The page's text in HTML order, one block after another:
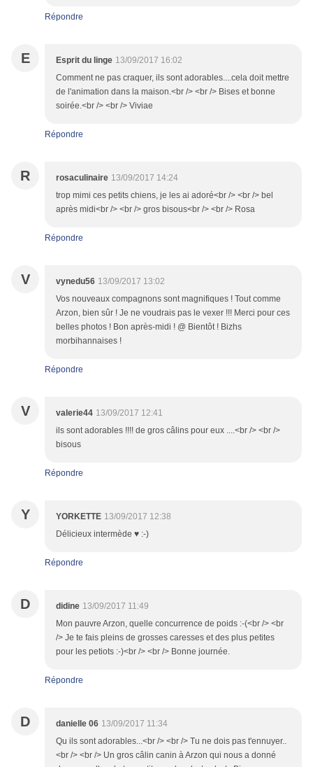
Répondre
E Esprit du linge 13/09/2017 16:02
Comment ne pas craquer, ils sont adorables....cela doit mettre
de l'animation dans la maison.<br /> <br /> Bises et bonne
soirée.<br /> <br /> Viviae
Répondre
R rosaculinaire 13/09/2017 14:24
trop mimi ces petits chiens, je les ai adoré<br /> <br /> bel
après midi<br /> <br /> gros bisous<br /> <br /> Rosa
Répondre
V vynedu56 13/09/2017 13:02
Vos nouveaux compagnons sont magnifiques ! Tout comme
Arzon, bien sûr ! Je ne voudrais pas le vexer !!! Merci pour ces
belles photos ! Bon après-midi ! @ Bientôt ! Bizhs
morbihannaises !
Répondre
V valerie44 13/09/2017 12:41
ils sont adorables !!!! de gros câlins pour eux ....<br /> <br />
bisous
Répondre
Y YORKETTE 13/09/2017 12:38
Délicieux intermède ♥ :-)
Répondre
D didine 13/09/2017 11:49
Mon pauvre Arzon, quelle concurrence de poids :-(<br /> <br
/> Je te fais pleins de grosses caresses et des plus petites
pour les petiots :-)<br /> <br /> Bonne journée.
Répondre
D danielle 06 13/09/2017 11:34
Qu ils sont adorables...<br /> <br /> Tu ne dois pas t'ennuyer..
<br /> <br /> Un gros câlin canin à Arzon qui nous a donné